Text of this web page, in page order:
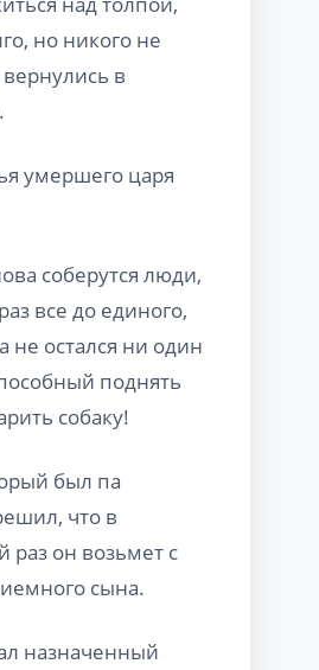
но никого не
в
умершего царя
соберутся люди,
все до единого,
не остался ни один
поднять
собаку!
был па
что в
раз он возьмет с
сына.
назначенный